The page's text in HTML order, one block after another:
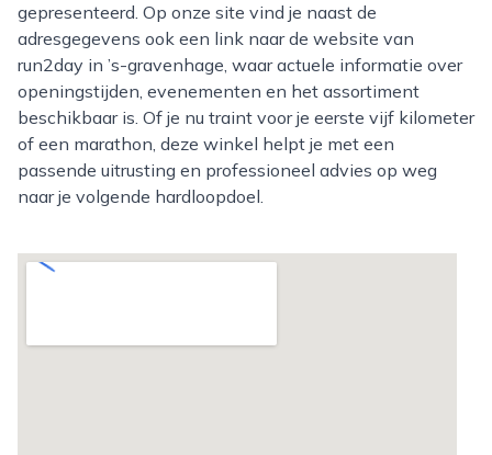
gepresenteerd. Op onze site vind je naast de
adresgegevens ook een link naar de website van
run2day in ’s-gravenhage, waar actuele informatie over
openingstijden, evenementen en het assortiment
beschikbaar is. Of je nu traint voor je eerste vijf kilometer
of een marathon, deze winkel helpt je met een
passende uitrusting en professioneel advies op weg
naar je volgende hardloopdoel.